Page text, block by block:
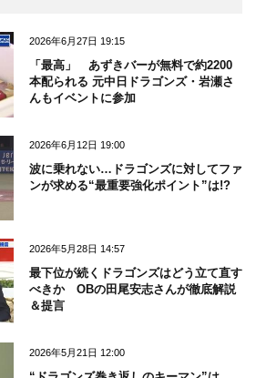
2026年6月27日 19:15
「最高」 あずきバーが無料で約2200
本配られる 元中日ドラゴンズ・岩瀬さ
んもイベントに参加
2026年6月12日 19:00
波に乗れない…ドラゴンズに対してファ
ンが求める“最重要強化ポイント”は!?
2026年5月28日 14:57
最下位が続くドラゴンズはどう立て直す
べきか OBの田尾安志さんが徹底解説
＆提言
2026年5月21日 12:00